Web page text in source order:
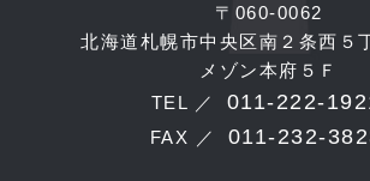
〒060-0062
北海道札幌市中央区南２条西５
メゾン本府５Ｆ
TEL ／
011-222-
FAX ／ 011-232-